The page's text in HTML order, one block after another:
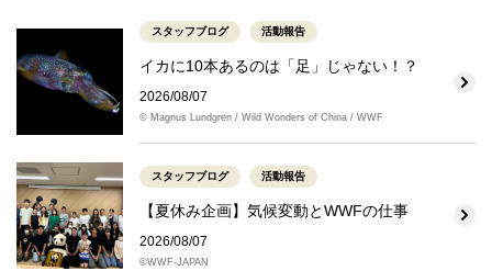
スタッフブログ 活動報告
イカに10本あるのは「足」じゃない！？
2026/08/07
© Magnus Lundgren / Wild Wonders of China / WWF
スタッフブログ 活動報告
【夏休み企画】気候変動とWWFの仕事
2026/08/07
©WWF-JAPAN